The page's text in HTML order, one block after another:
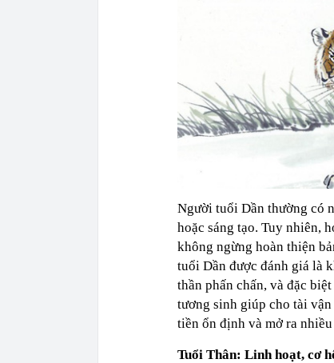
Người tuổi Dần thường có
hoặc sáng tạo. Tuy nhiên,
không ngừng hoàn thiện
tuổi Dần được đánh giá là
thần phấn chấn, và đặc
tương sinh giúp cho tài
tiền ổn định và mở ra
Tuổi Thân: Linh hoạt, cơ